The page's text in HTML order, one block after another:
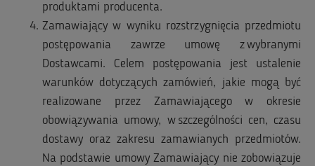
produktami producenta.
Zamawiający w wyniku rozstrzygnięcia przedmiotu
postępowania zawrze umowę z wybranymi
Dostawcami. Celem postępowania jest ustalenie
warunków dotyczących zamówień, jakie mogą być
realizowane przez Zamawiającego w okresie
obowiązywania umowy, w szczególności cen, czasu
dostawy oraz zakresu zamawianych przedmiotów.
Na podstawie umowy Zamawiający nie zobowiązuje